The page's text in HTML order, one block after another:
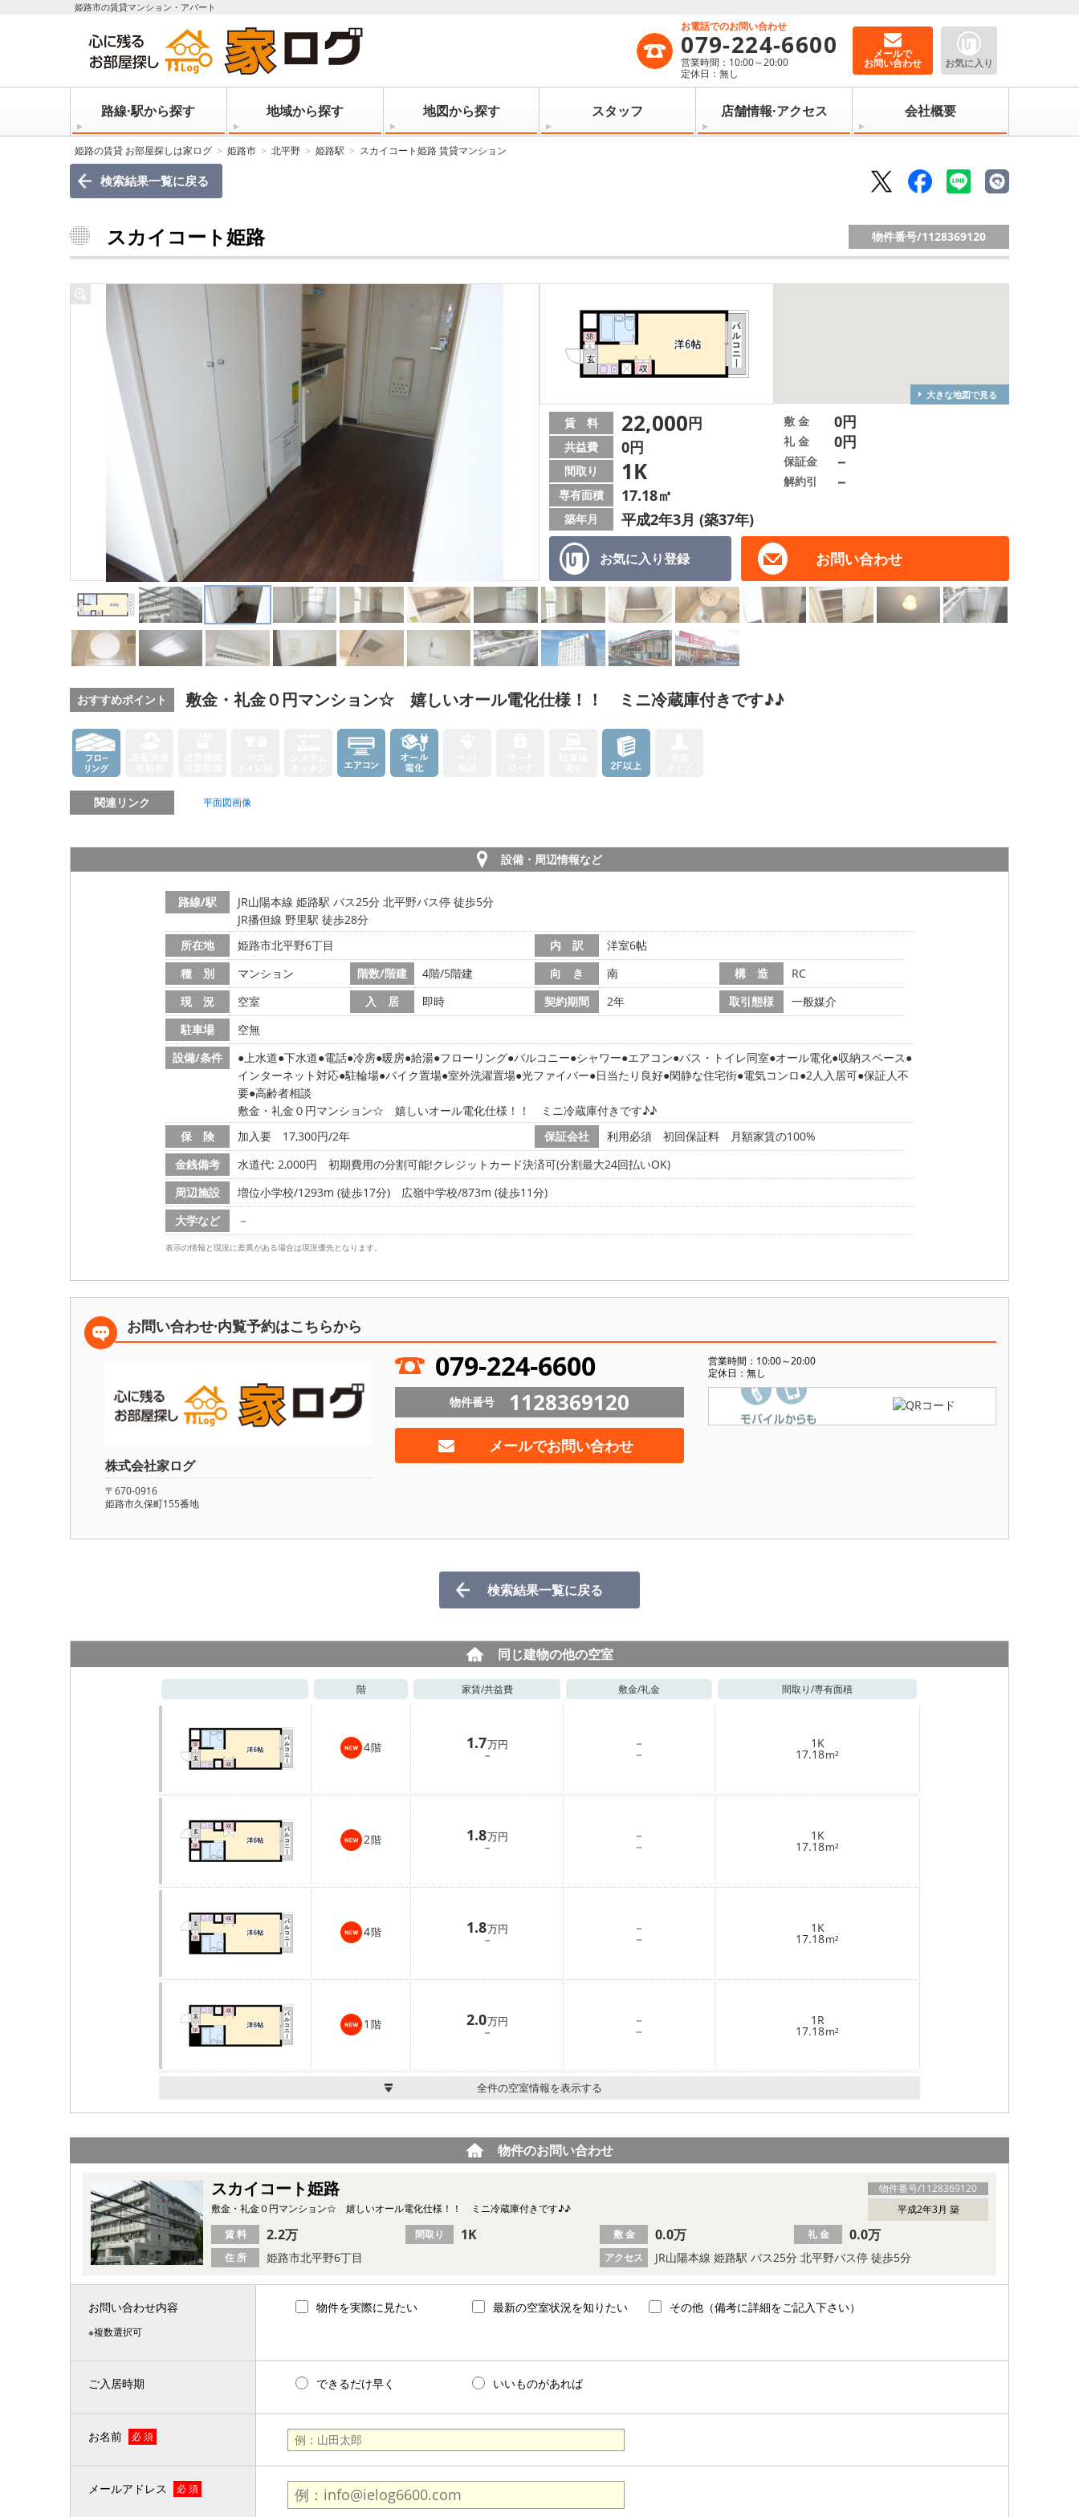
姫路市の賃貸マンション・アパート
お電話でのお問い合わせ
079-224-6600
営業時間：10:00～20:00
定休日：無し
メールで
お問い合わせ お気に入り
路線·駅から探す 地域から探す 地図から探す スタッフ 店舗情報·アクセス 会社概要
姫路の賃貸 お部屋探しは家ログ 姫路市 北平野 姫路駅 スカイコート姫路 賃貸マンション
検索結果一覧に戻る
スカイコート姫路 物件番号/1128369120
大きな地図で見る
お気に入り登録 お問い合わせ
賃 料 22,000円
共益費 0円
間取り 1K
専有面積 17.18㎡
築年月 平成2年3月 (築37年)
敷 金 0円
礼 金 0円
保証金 －
解約引 －
おすすめポイント 敷金・礼金０円マンション☆ 嬉しいオール電化仕様！！ ミニ冷蔵庫付きです♪♪
関連リンク 平面図画像
設備・周辺情報など
路線/駅
JR山陽本線 姫路駅 バス25分 北平野バス停 徒歩5分
JR播但線 野里駅 徒歩28分
所在地
姫路市北平野6丁目 内 訳
洋室6帖
種 別
マンション 階数/階建 4階/5階建 向 き 南 構 造
RC
現 況
空室 入 居 即時 契約期間 2年 取引態様
一般媒介
駐車場
空無
設備/条件
上水道 下水道 電話 冷房 暖房 給湯 フローリング バルコニー シャワー エアコン バス・トイレ同室 オール電化 収納スペース
インターネット対応 駐輪場 バイク置場 室外洗濯置場 光ファイバー 日当たり良好 閑静な住宅街 電気コンロ 2人入居可 保証人不
要 高齢者相談
敷金・礼金０円マンション☆ 嬉しいオール電化仕様！！ ミニ冷蔵庫付きです♪♪
保 険
加入要 17,300円/2年 保証会社
利用必須 初回保証料 月額家賃の100%
金銭備考
水道代: 2,000円
初期費用の分割可能!クレジットカード決済可(分割最大24回払いOK)
周辺施設
増位小学校/1293m (徒歩17分)
広嶺中学校/873m (徒歩11分)
大学など
－
表示の情報と現況に差異がある場合は現況優先となります。
お問い合わせ·内覧予約はこちらから
株式会社家ログ
〒670-0916
姫路市久保町155番地
079-224-6600
営業時間：10:00～20:00
定休日：無し
物件番号 1128369120
メールでお問い合わせ
検索結果一覧に戻る
同じ建物の他の空室
階 家賃/共益費 敷金/礼金 間取り/専有面積
4階 1.7万円
－
－
－
1K
17.18m²
2階 1.8万円
－
－
－
1K
17.18m²
4階 1.8万円
－
－
－
1K
17.18m²
1 階 2.0万円
－
－
－
1R
17.18m²
全件の空室情報を表示する
物件のお問い合わせ
物件番号/1128369120
スカイコート姫路
平成2年3月 築
敷金・礼金０円マンション☆ 嬉しいオール電化仕様！！ ミニ冷蔵庫付きです♪♪
住 所 姫路市北平野6丁目 アクセス JR山陽本線 姫路駅 バス25分 北平野バス停 徒歩5分
賃 料 2.2万 間取り 1K 敷 金 0.0万 礼 金 0.0万
お問い合わせ内容
※複数選択可
物件を実際に見たい 最新の空室状況を知りたい その他（備考に詳細をご記入下さい）
ご入居時期 できるだけ早く いいものがあれば
お名前 必 須
メールアドレス 必 須